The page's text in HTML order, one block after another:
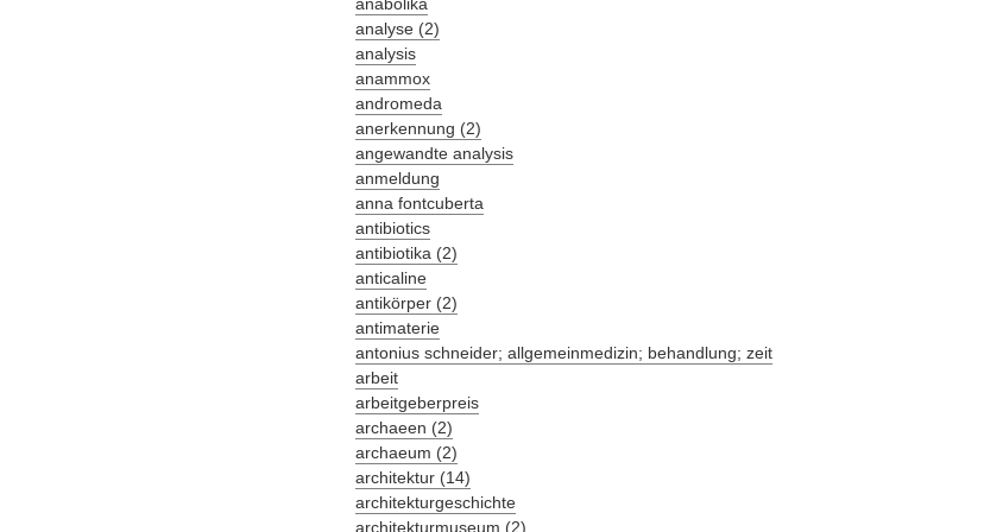
anabolika
analyse (2)
analysis
anammox
andromeda
anerkennung (2)
angewandte analysis
anmeldung
anna fontcuberta
antibiotics
antibiotika (2)
anticaline
antikörper (2)
antimaterie
antonius schneider; allgemeinmedizin; behandlung; zeit
arbeit
arbeitgeberpreis
archaeen (2)
archaeum (2)
architektur (14)
architekturgeschichte
architekturmuseum (2)